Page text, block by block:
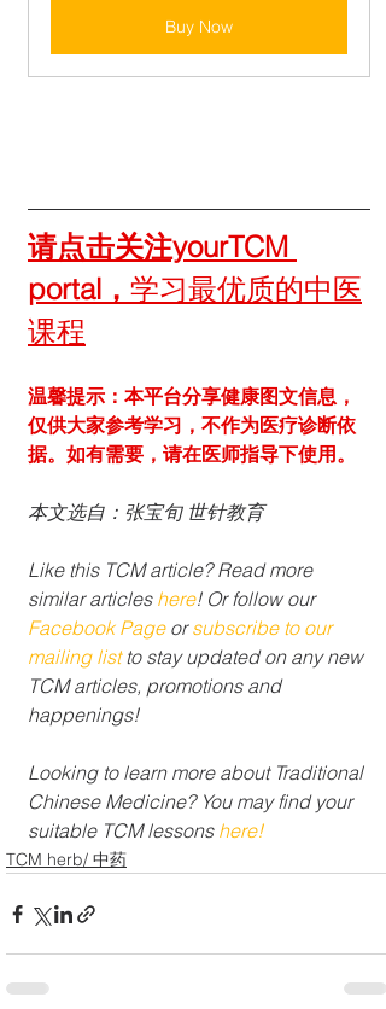
Buy Now
请点击关注yourTCM
portal， 学习最优质的中医
课程
温馨提示：本平台分享健康图文信息，
仅供大家参考学习，不作为医疗诊断依
据。如有需要，请在医师指导下使用。
本文选自：张宝旬 世针教育
Like this TCM article? Read more
similar articles here! Or follow our
Facebook Page or subscribe to our
mailing list to stay updated on any new
TCM articles, promotions and
happenings!
Looking to learn more about Traditional
Chinese Medicine? You may find your
suitable TCM lessons here!
TCM herb/ 中药